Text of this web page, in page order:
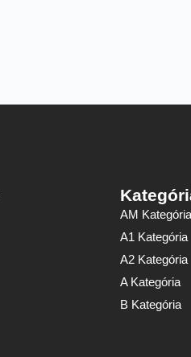
AM Kategória
A1 Kategória
A2 Kategória
A Kategória
B Kategória